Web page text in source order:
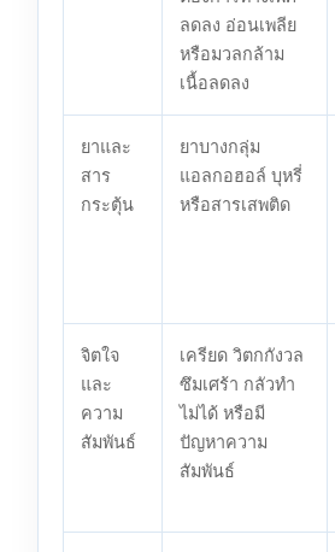
ลดลง อ่อนเพลีย
หรือมวลกล้าม
เนื้อลดลง
ยาและ
สาร
กระตุ้น
ยาบางกลุ่ม
แอลกอฮอล์ บุหรี่
หรือสารเสพติด
จิตใจ
และ
ความ
สัมพันธ์
เครียด วิตกกังวล
ซึมเศร้า กลัวทำ
ไม่ได้ หรือมี
ปัญหาความ
สัมพันธ์